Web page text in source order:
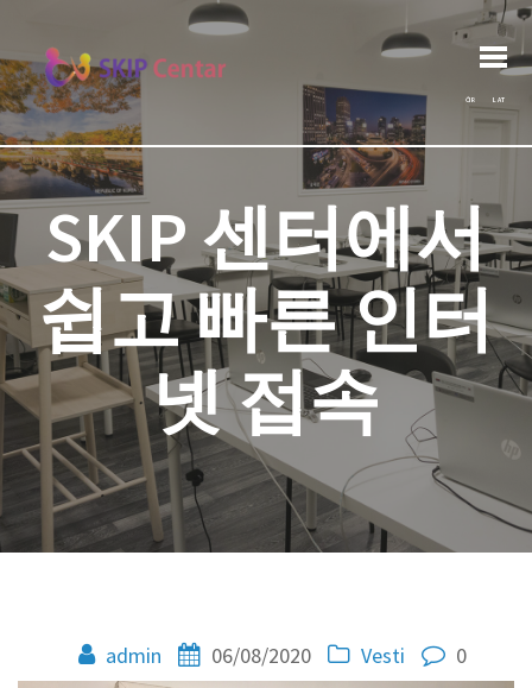
ĆIR LAT
SKIP 센터에서
쉽고 빠른 인터
넷 접속
admin 06/08/2020 Vesti 0
navigation
Previous post:
Arhiva